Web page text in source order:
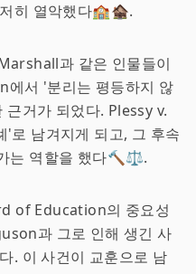
저히 열악했다🏫🏚️.
과 같은 인물들이
서 '분리는 평등하지 않
거가 되었다. Plessy v.
로 남겨지게 되고, 그 후속
는 역할을 했다🔨⚖️.
of Education의 중요성
과 그로 인해 생긴 사
. 이 사건이 교훈으로 남